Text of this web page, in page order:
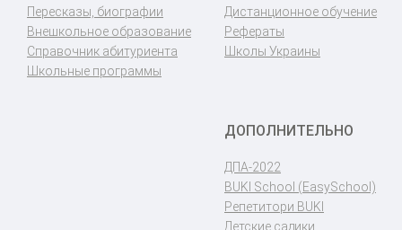
Пересказы, биографии
Внешкольное образование
Справочник абитуриента
Школьные программы
Дистанционное обучение
Рефераты
Школы Украины
ДОПОЛНИТЕЛЬНО
ДПА-2022
BUKI School (EasySchool)
Репетитори BUKI
Детские садики